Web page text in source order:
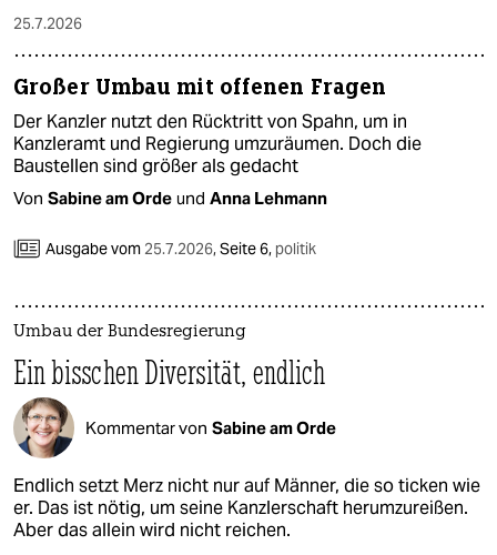
25.7.2026
Großer Umbau mit offenen Fragen
Der Kanzler nutzt den Rücktritt von Spahn, um in
Kanzleramt und Regierung umzuräumen. Doch die
Baustellen sind größer als gedacht
Von Sabine am Orde und Anna Lehmann
Ausgabe vom 25.7.2026,Seite 6, politik
Umbau der Bundesregierung
Ein bisschen Diversität, endlich
Kommentar von Sabine am Orde
Endlich setzt Merz nicht nur auf Männer, die so ticken wie
er. Das ist nötig, um seine Kanzlerschaft herumzureißen.
Aber das allein wird nicht reichen.